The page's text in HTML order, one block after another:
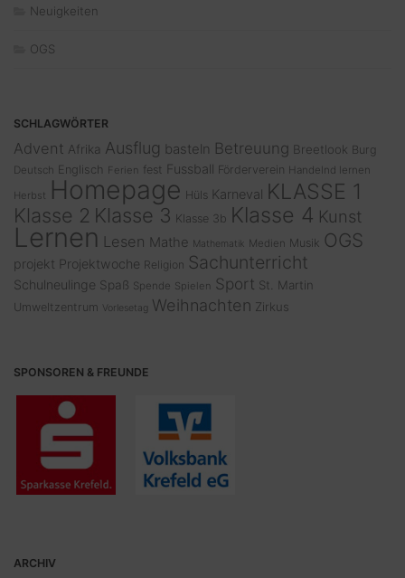
Neuigkeiten
OGS
SCHLAGWÖRTER
Advent Afrika Ausflug basteln Betreuung Breetlook Burg
Deutsch Englisch Ferien fest Fussball Förderverein
Handelnd lernen
Herbst Homepage Hüls Karneval KLASSE 1
Klasse 2 Klasse 3 Klasse 3b Klasse 4 Kunst
Lernen Lesen Mathe Mathematik Medien Musik OGS
projekt Projektwoche Religion Sachunterricht
Schulneulinge Spaß Spende Spielen Sport St. Martin
Umweltzentrum Vorlesetag Weihnachten Zirkus
SPONSOREN & FREUNDE
ARCHIV